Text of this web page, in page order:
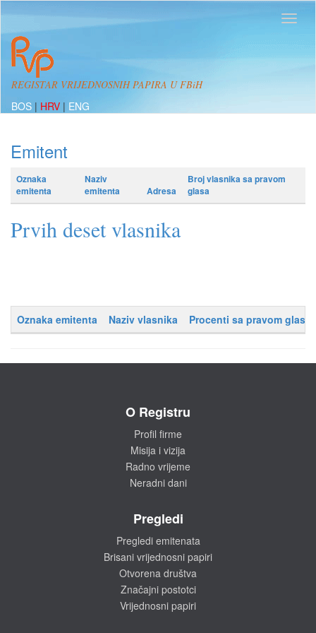
REGISTAR VRIJEDNOSNIH PAPIRA U FBiH
BOS | HRV | ENG
Emitent
Oznaka
emitenta
Naziv
emitenta
Adresa
Broj vlasnika sa pravom
glasa
Prvih deset vlasnika
Oznaka emitenta Naziv vlasnika Procenti sa pravom glasa
O Registru
Profil firme
Misija i vizija
Radno vrijeme
Neradni dani
Pregledi
Pregledi emitenata
Brisani vrijednosni papiri
Otvorena društva
Značajni postotci
Vrijednosni papiri